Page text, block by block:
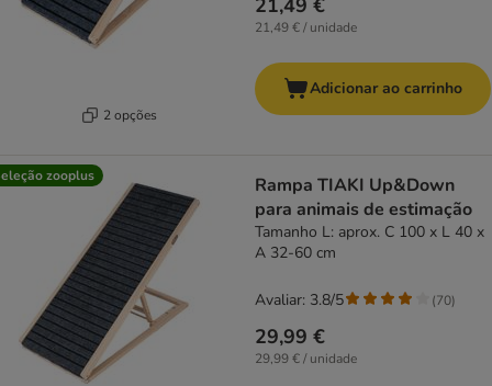
2 opções
21,49 €
21,49 € / unidade
Adicionar ao carrinho
zooplus
Rampa TIAKI Up&Down
para animais de estimação
Tamanho L: aprox. C 100 x L 40 x
A 32-60 cm
29,99 €
29,99 € / unidade
Avaliar: 3.8/5 (70)